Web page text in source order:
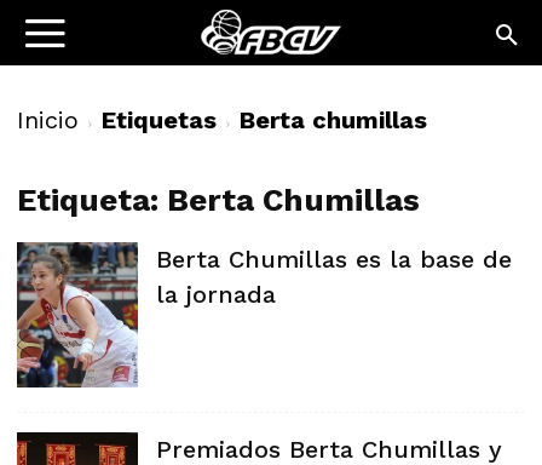
Inicio Etiquetas Berta chumillas
Etiqueta: Berta Chumillas
Berta Chumillas es la base de
la jornada
Premiados Berta Chumillas y